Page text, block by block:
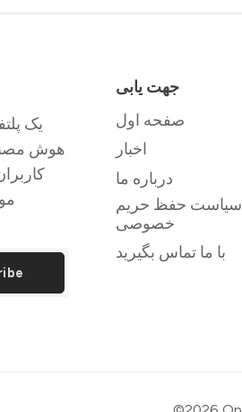
یک
هوش
جهت یابی
صفحه اول
اخبار
درباره ما
سیاست حفظ حریم
خصوصی
با ما تماس بگیرید